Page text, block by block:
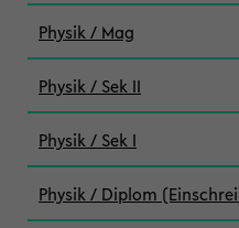
Physik / Mag
Physik / Sek II
Physik / Sek I
Physik / Diplom